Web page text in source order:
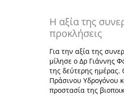
Η αξία της
προκλήσεις
Για την αξία της
μίλησε ο Δρ Γιάννης
της δεύτερης ημέρας.
Πράσινου Υδρογόνου
προστασία της